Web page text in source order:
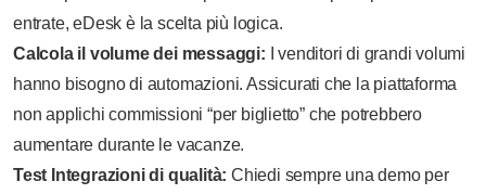
entrate, eDesk è la scelta più logica.
Calcola il volume dei messaggi: I venditori di grandi volumi
hanno bisogno di automazioni. Assicurati che la piattaforma
non applichi commissioni “per biglietto” che potrebbero
aumentare durante le vacanze.
Test Integrazioni di qualità: Chiedi sempre una demo per